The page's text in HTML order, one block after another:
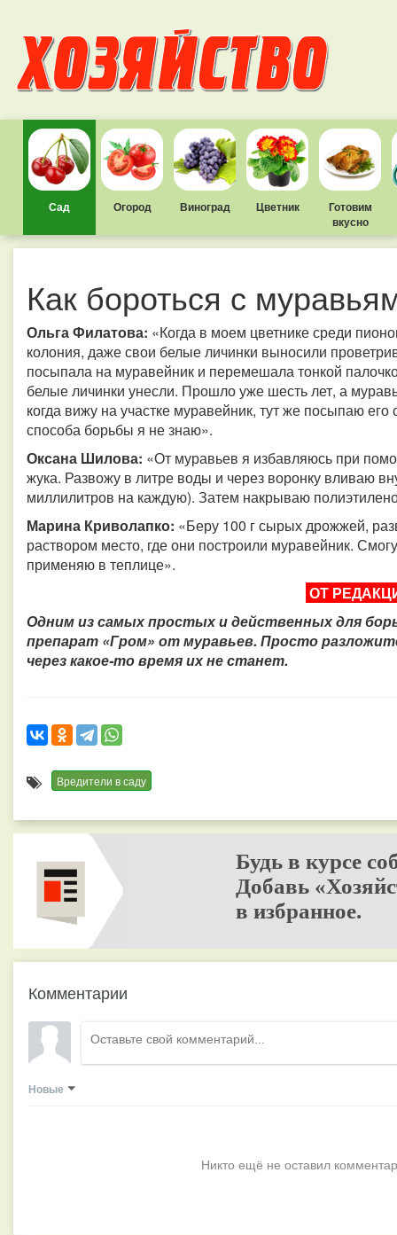
Сад Огород Виноград Цветник
Готовим
вкусно
Как бороться с
Ольга Филатова: «Когда в моем цветнике среди
колония, даже свои белые личинки выносили
посыпала на муравейник и перемешала тонкой
белые личинки унесли. Прошло уже шесть лет, а
когда вижу на участке муравейник, тут же посыпаю
способа борьбы я не знаю».
Оксана Шилова: «От муравьев я избавляюсь при
жука. Развожу в литре воды и через воронку вливаю
миллилитров на каждую). Затем накрываю
Марина Криволапко: «Беру 100 г сырых дрожжей,
раствором место, где они построили муравейник.
применяю в теплице».
ОТ
Одним из самых простых и действенных для
препарат «Гром» от муравьев. Просто
через какое-то время их не станет.
Вредители в саду
Будь в курсе
Добавь
в избранное.
Комментарии
Новые
Никто ещё не оставил